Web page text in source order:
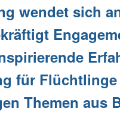
wendet sich
für
Themen aus